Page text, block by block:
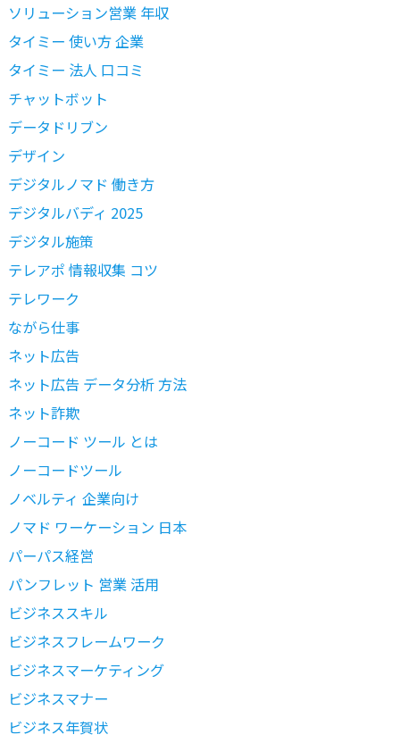
ソリューション営業 年収
タイミー 使い方 企業
タイミー 法人 口コミ
チャットボット
データドリブン
デザイン
デジタルノマド 働き方
デジタルバディ 2025
デジタル施策
テレアポ 情報収集 コツ
テレワーク
ながら仕事
ネット広告
ネット広告 データ分析 方法
ネット詐欺
ノーコード ツール とは
ノーコードツール
ノベルティ 企業向け
ノマド ワーケーション 日本
パーパス経営
パンフレット 営業 活用
ビジネススキル
ビジネスフレームワーク
ビジネスマーケティング
ビジネスマナー
ビジネス年賀状